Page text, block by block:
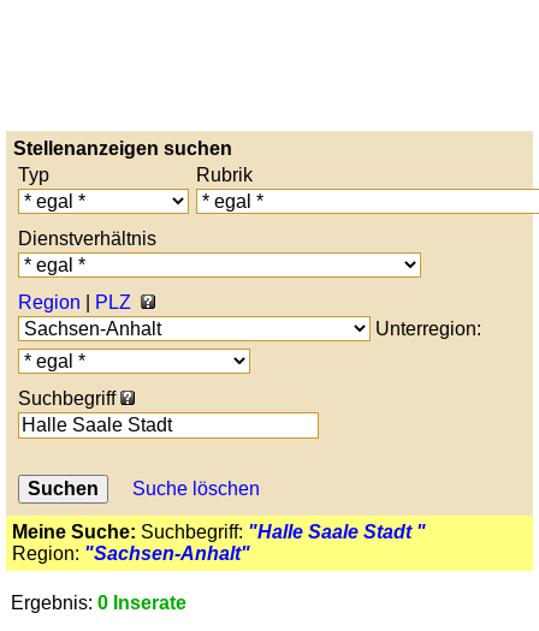
Stellenanzeigen suchen
Typ
Rubrik
Dienstverhältnis
Region
PLZ
Unterregion:
Suchbegriff
Suche löschen
Meine Suche: Suchbegriff: "Halle Saale Stadt "
Region: "Sachsen-Anhalt"
Ergebnis: 0 Inserate